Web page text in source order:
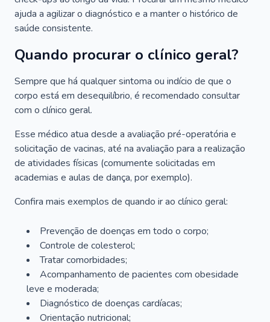
ajuda a agilizar o diagnóstico e a manter o histórico de
saúde consistente.
Quando procurar o clínico geral?
Sempre que há qualquer sintoma ou indício de que o
corpo está em desequilíbrio, é recomendado consultar
com o clínico geral.
Esse médico atua desde a avaliação pré-operatória e
solicitação de vacinas, até na avaliação para a realização
de atividades físicas (comumente solicitadas em
academias e aulas de dança, por exemplo).
Confira mais exemplos de quando ir ao clínico geral:
Prevenção de doenças em todo o corpo;
Controle de colesterol;
Tratar comorbidades;
Acompanhamento de pacientes com obesidade
leve e moderada;
Diagnóstico de doenças cardíacas;
Orientação nutricional;